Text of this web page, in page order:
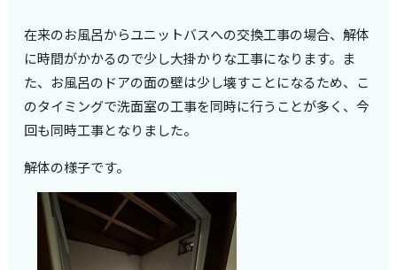
在来のお風呂からユニットバスへの交換工事の場合、解体
に時間がかかるので少し大掛かりな工事になります。ま
た、お風呂のドアの面の壁は少し壊すことになるため、こ
のタイミングで洗面室の工事を同時に行うことが多く、今
回も同時工事となりました。
解体の様子です。